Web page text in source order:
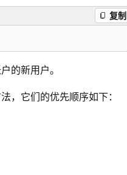
复制
的新用户。
，它们的优先顺序如下：